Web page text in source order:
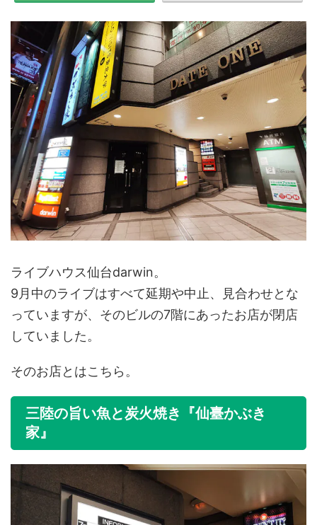
ライブハウス仙台darwin。
9月中のライブはすべて延期や中止、見合わせとな
っていますが、そのビルの7階にあったお店が閉店
していました。
そのお店とはこちら。
三陸の旨い魚と炭火焼き『仙臺かぶき
家』